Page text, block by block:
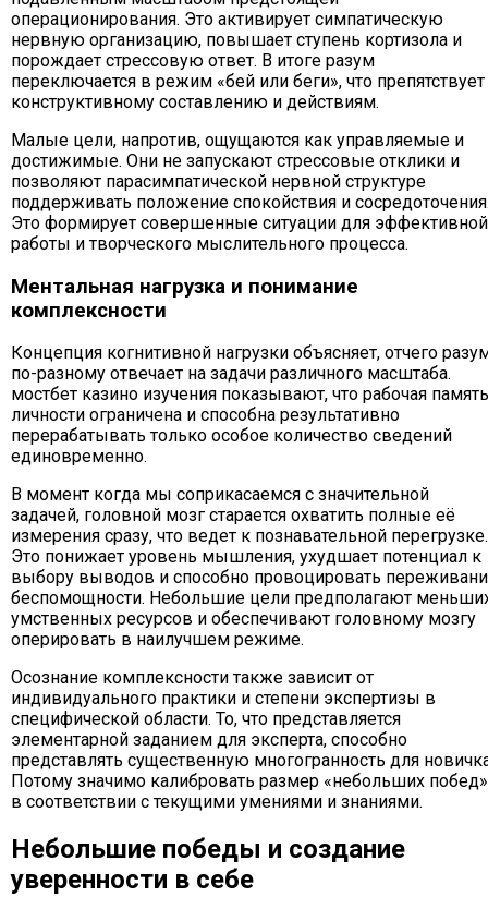
операционирования. Это активирует симпатическую
нервную организацию, повышает ступень кортизола и
порождает стрессовую ответ. В итоге разум
переключается в режим «бей или беги», что препятствует
конструктивному составлению и действиям.
Малые цели, напротив, ощущаются как управляемые и
достижимые. Они не запускают стрессовые отклики и
позволяют парасимпатической нервной структуре
поддерживать положение спокойствия и
Это формирует совершенные ситуации для эффективной
работы и творческого мыслительного процесса.
Ментальная нагрузка и понимание
комплексности
Концепция когнитивной нагрузки объясняет, отчего
по-разному отвечает на задачи различного масштаба.
мостбет казино изучения показывают, что рабочая память
личности ограничена и способна результативно
перерабатывать только особое количество сведений
единовременно.
В момент когда мы соприкасаемся с значительной
задачей, головной мозг старается охватить полные её
измерения сразу, что ведет к познавательной перегрузке.
Это понижает уровень мышления, ухудшает потенциал к
выбору выводов и способно провоцировать
беспомощности. Небольшие цели предполагают
умственных ресурсов и обеспечивают головному мозгу
оперировать в наилучшем режиме.
Осознание комплексности также зависит от
индивидуального практики и степени экспертизы в
специфической области. То, что представляется
элементарной заданием для эксперта, способно
представлять существенную многогранность для
Потому значимо калибровать размер «небольших побед»
в соответствии с текущими умениями и знаниями.
Небольшие победы и создание
уверенности в себе